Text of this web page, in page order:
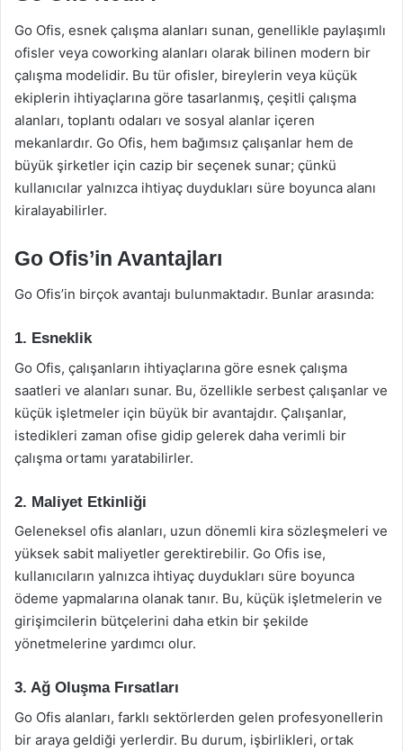
Go Ofis, esnek çalışma alanları sunan, genellikle paylaşımlı
ofisler veya coworking alanları olarak bilinen modern bir
çalışma modelidir. Bu tür ofisler, bireylerin veya küçük
ekiplerin ihtiyaçlarına göre tasarlanmış, çeşitli çalışma
alanları, toplantı odaları ve sosyal alanlar içeren
mekanlardır. Go Ofis, hem bağımsız çalışanlar hem de
büyük şirketler için cazip bir seçenek sunar; çünkü
kullanıcılar yalnızca ihtiyaç duydukları süre boyunca alanı
kiralayabilirler.
Go Ofis’in Avantajları
Go Ofis’in birçok avantajı bulunmaktadır. Bunlar arasında:
1. Esneklik
Go Ofis, çalışanların ihtiyaçlarına göre esnek çalışma
saatleri ve alanları sunar. Bu, özellikle serbest çalışanlar ve
küçük işletmeler için büyük bir avantajdır. Çalışanlar,
istedikleri zaman ofise gidip gelerek daha verimli bir
çalışma ortamı yaratabilirler.
2. Maliyet Etkinliği
Geleneksel ofis alanları, uzun dönemli kira sözleşmeleri ve
yüksek sabit maliyetler gerektirebilir. Go Ofis ise,
kullanıcıların yalnızca ihtiyaç duydukları süre boyunca
ödeme yapmalarına olanak tanır. Bu, küçük işletmelerin ve
girişimcilerin bütçelerini daha etkin bir şekilde
yönetmelerine yardımcı olur.
3. Ağ Oluşma Fırsatları
Go Ofis alanları, farklı sektörlerden gelen profesyonellerin
bir araya geldiği yerlerdir. Bu durum, işbirlikleri, ortak